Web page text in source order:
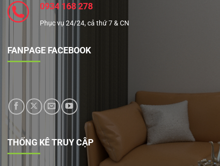
0934 168 278
Phục vụ 24/24, cả thứ 7 & CN
FANPAGE FACEBOOK
THỐNG KÊ TRUY CẬP